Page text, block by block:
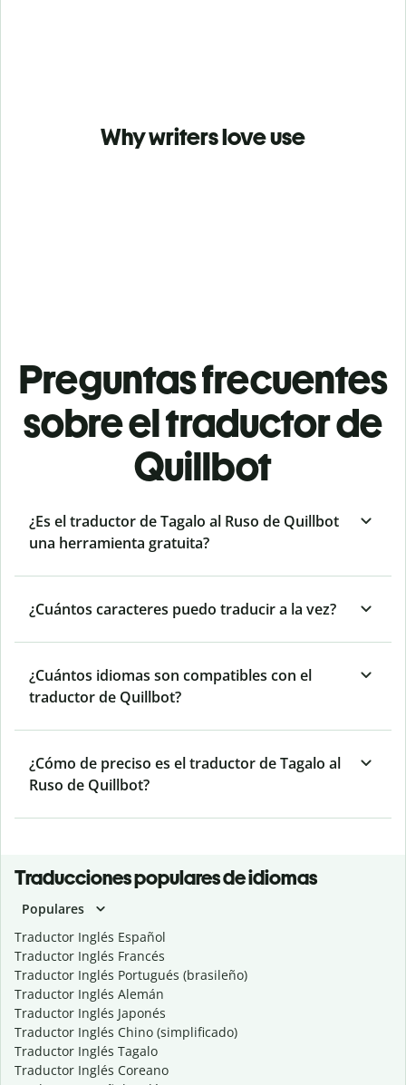
Why writers love use
Preguntas frecuentes
sobre el traductor de
Quillbot
¿Es el traductor de Tagalo al Ruso de Quillbot
una herramienta gratuita?
¿Cuántos caracteres puedo traducir a la vez?
¿Cuántos idiomas son compatibles con el
traductor de Quillbot?
¿Cómo de preciso es el traductor de Tagalo al
Ruso de Quillbot?
Traducciones populares de idiomas
Populares
Traductor Inglés Español
Traductor Inglés Francés
Traductor Inglés Portugués (brasileño)
Traductor Inglés Alemán
Traductor Inglés Japonés
Traductor Inglés Chino (simplificado)
Traductor Inglés Tagalo
Traductor Inglés Coreano